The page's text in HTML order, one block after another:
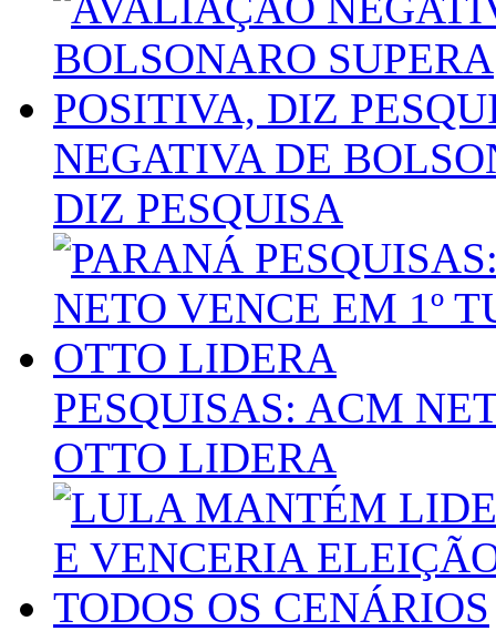
NEGATIVA DE
DIZ PESQUISA
PESQUISAS: ACM
OTTO LIDERA